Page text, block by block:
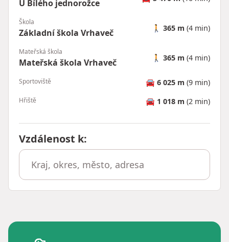
U Bílého jednorožce
Škola
Základní škola Vrhaveč 🚶 365 m (4 min)
Mateřská škola
Mateřská škola Vrhaveč 🚶 365 m (4 min)
Sportoviště 🚘 6 025 m (9 min)
Hřiště 🚘 1 018 m (2 min)
Vzdálenost k: